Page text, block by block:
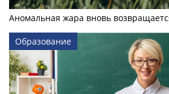
Аномальная жара вновь
Образование